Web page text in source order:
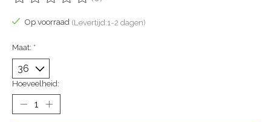
De beoordeling van dit product is
Op voorraad (Levertijd:1-2 dagen)
Maat: *
Hoeveelheid: